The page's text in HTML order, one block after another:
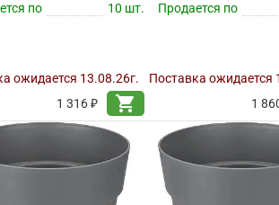
по
10 шт.
ожидается 13.08.26г.
1 316 ₽
shopping_cart
Продается по
Поставка ожидается
1